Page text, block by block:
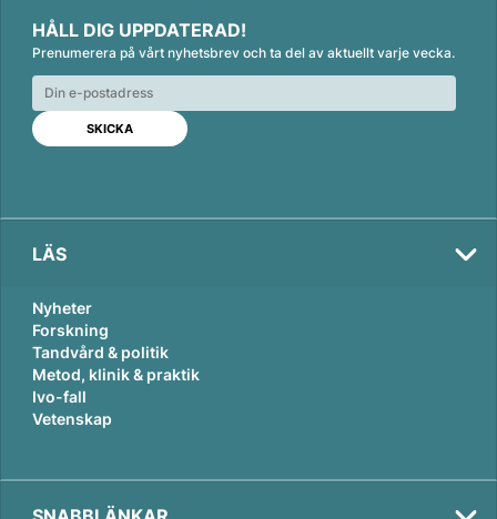
n
k
e
d
n
c
e
b
o
o
k
a
i
l
HÅLL DIG UPPDATERAD!
Prenumerera på vårt nyhetsbrev och ta del av aktuellt varje vecka.
LÄS
Nyheter
Forskning
Tandvård & politik
Metod, klinik & praktik
Ivo-fall
Vetenskap